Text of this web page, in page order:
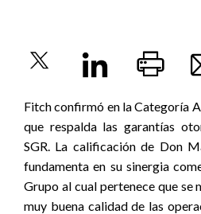
Fitch confirmó en la Categoría
que respalda las garantías
SGR. La calificación de Don
fundamenta en su sinergia
Grupo al cual pertenece que se
muy buena calidad de las